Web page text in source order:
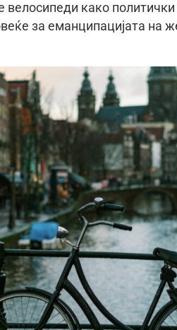
велосипеди како
за еманципацијата на